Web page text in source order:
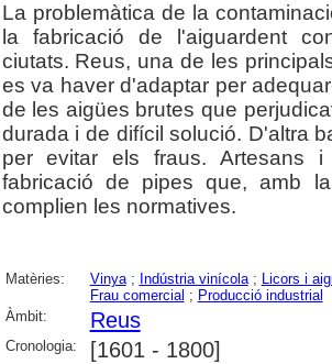
La problemàtica de la
la fabricació de l'aiguardent
ciutats. Reus, una de les
es va haver d'adaptar per
de les aigües brutes que
durada i de difícil solució. D'altra
per evitar els fraus. Artesans
fabricació de pipes que, amb
complien les normatives.
Matèries: Vinya; Indústria vinícola; Licors i
Frau comercial ; Producció industrial
Àmbit:
Reus
Cronologia: [1601 - 1800]